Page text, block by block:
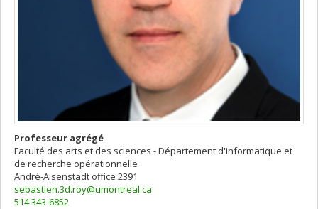
Professeur agrégé
Faculté des arts et des sciences - Département d'informatique et
de recherche opérationnelle
André-Aisenstadt office 2391
sebastien.3d.roy@umontreal.ca
514 343-6852